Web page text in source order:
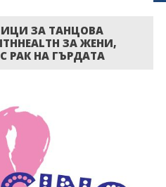
ЗА ТАНЦОВА
ЗА ЖЕНИ,
РАК НА ГЪРДАТА